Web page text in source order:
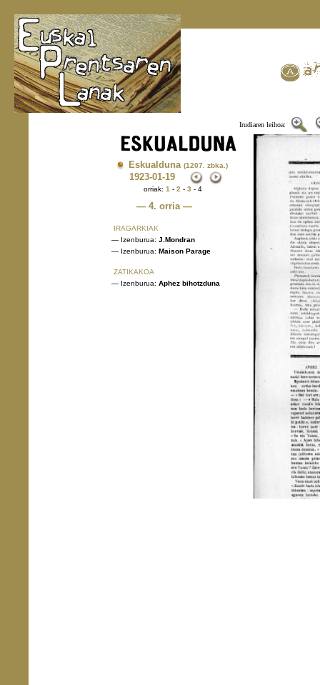
Irudiaren leihoa:
Eskualduna (1207. zbka.)
1923-01-19
orriak: 1 - 2 - 3 - 4
— 4. orria —
IRAGARKIAK
— Izenburua: J.Mondran
— Izenburua: Maison Parage
ZATIKAKOA
— Izenburua: Aphez bihotzduna